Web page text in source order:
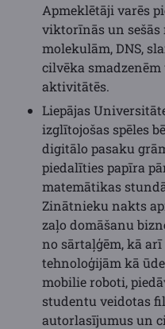
Apmeklētāji varēs
viktorīnās un sešās
molekulām, DNS,
cilvēka
aktivitātēs.
Liepājas
izglītojošas spēles
digitālo pasaku
piedalīties papīra
matemātikas
Zinātnieku nakts
zaļo domāšanu
no sārtaļģēm, kā
tehnoloģijām kā
mobilie roboti,
studentu veidotas
autorlasījumus un